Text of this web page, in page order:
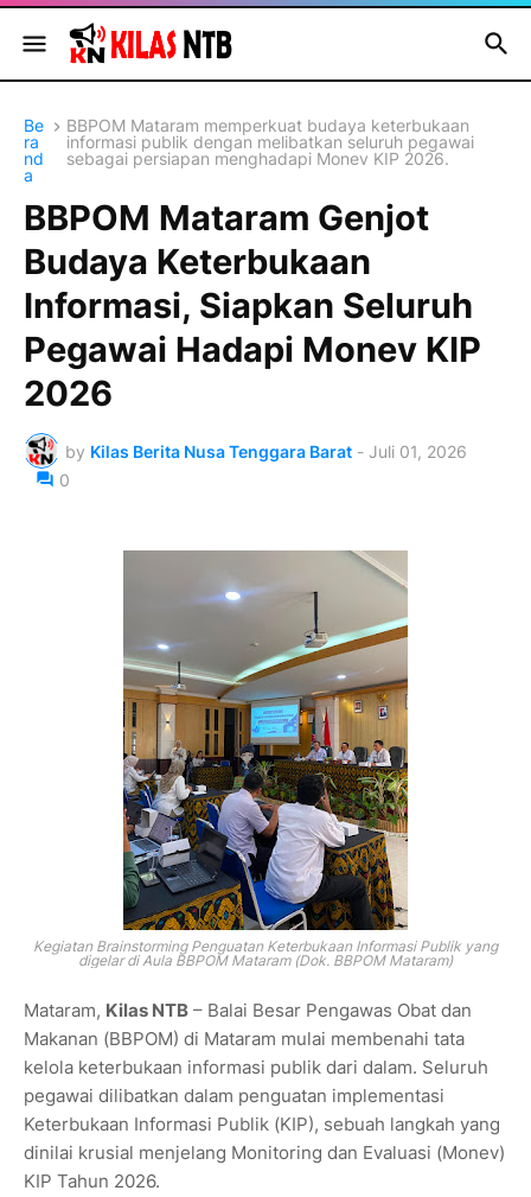
Be
ra
nd
a
BBPOM Mataram memperkuat budaya keterbukaan
informasi publik dengan melibatkan seluruh pegawai
sebagai persiapan menghadapi Monev KIP 2026.
BBPOM Mataram Genjot
Budaya Keterbukaan
Informasi, Siapkan Seluruh
Pegawai Hadapi Monev KIP
2026
by Kilas Berita Nusa Tenggara Barat - Juli 01, 2026
0
Kegiatan Brainstorming Penguatan Keterbukaan Informasi Publik yang
digelar di Aula BBPOM Mataram (Dok. BBPOM Mataram)
Mataram, Kilas NTB – Balai Besar Pengawas Obat dan
Makanan (BBPOM) di Mataram mulai membenahi tata
kelola keterbukaan informasi publik dari dalam. Seluruh
pegawai dilibatkan dalam penguatan implementasi
Keterbukaan Informasi Publik (KIP), sebuah langkah yang
dinilai krusial menjelang Monitoring dan Evaluasi (Monev)
KIP Tahun 2026.